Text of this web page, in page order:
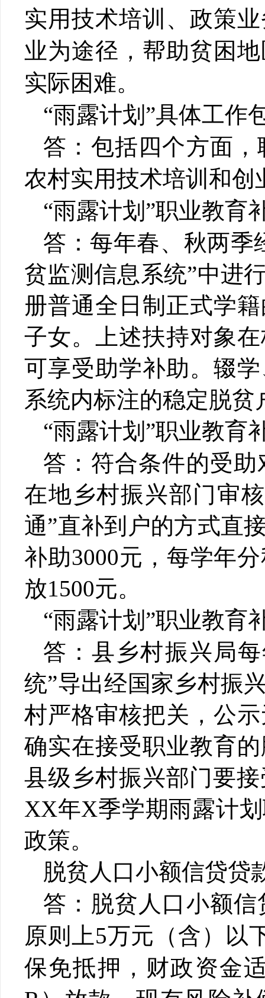
实用技术培训、政策
业为途径，帮助贫困
实际困难。
“雨露计划 ”具体工作
答：包括四个方面
农村实用技术培训和创
“雨露计划 ”职业教育
答：每年春、秋两季
贫监测信息系统”中进
册普通全日制正式学
子女。上述扶持对象
可享受助学补助。辍
系统内标注的稳定脱
“雨露计划 ”职业教育
答：符合条件的受
在地乡村振兴部门审
通”直补到户的方式直
补助3000元，每学年
放1500元。
“雨露计划 ”职业教育
答：县乡村振兴局
统”导出经国家乡村振
村严格审核把关，公
确实在接受职业教育
县级乡村振兴部门要
XX年X季学期雨露计
政策。
脱贫人口小额信贷贷
答：脱贫人口小额
原则上5万元（含）以
保免抵押，财政资金